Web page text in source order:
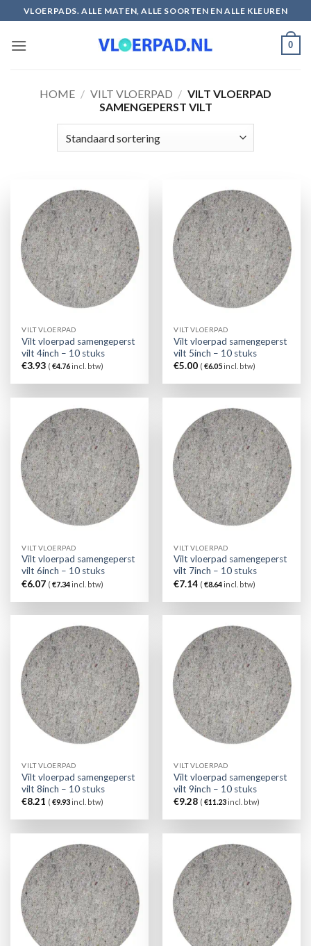
naar
inhoud
VLOERPADS. ALLE MATEN, ALLE SOORTEN EN ALLE KLEUREN
0
HOME / VILT VLOERPAD / VILT VLOERPAD
SAMENGEPERST VILT
VILT VLOERPAD
Vilt vloerpad samengeperst
vilt 4inch – 10 stuks
€3.93 (€4.76incl. btw)
VILT VLOERPAD
Vilt vloerpad samengeperst
vilt 5inch – 10 stuks
€5.00 (€6.05incl. btw)
VILT VLOERPAD
Vilt vloerpad samengeperst
vilt 6inch – 10 stuks
€6.07 (€7.34incl. btw)
VILT VLOERPAD
Vilt vloerpad samengeperst
vilt 7inch – 10 stuks
€7.14 (€8.64incl. btw)
VILT VLOERPAD
Vilt vloerpad samengeperst
vilt 8inch – 10 stuks
€8.21 (€9.93incl. btw)
VILT VLOERPAD
Vilt vloerpad samengeperst
vilt 9inch – 10 stuks
€9.28 (€11.23incl. btw)